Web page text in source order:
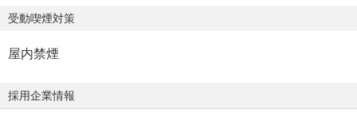
■ 配属先の編成
です。
部内で成功事例やノウハウを惜しみなく共有する文化があ
・京橋駅前店：大阪府大阪市都島区東野田町
・姫路駅南口店：兵庫県姫路市南畝町
・草津店：滋賀県草津市西大路町
・大和西大寺駅前店：奈良県奈良市西大寺栄町
受動喫煙対策
屋内禁煙
採用企業情報